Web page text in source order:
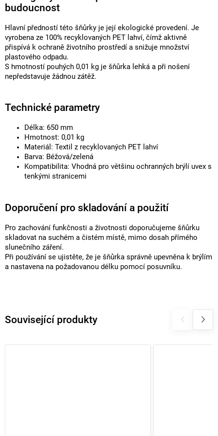
Související produkty
budoucnost
Hlavní předností této šňůrky je její ekologické provedení. Je
vyrobena ze 100% recyklovaných PET lahví, čímž aktivně
přispívá k ochraně životního prostředí a snižuje množství
plastového odpadu.
S hmotností pouhých 0,01 kg je šňůrka lehká a při nošení
nepředstavuje žádnou zátěž.
Technické parametry
Délka: 650 mm
Hmotnost: 0,01 kg
Materiál: Textil z recyklovaných PET lahví
Barva: Béžová/zelená
Kompatibilita: Vhodná pro většinu ochranných brýlí uvex s
tenkými stranicemi
Doporučení pro skladování a použití
Pro zachování funkčnosti a životnosti doporučujeme šňůrku
skladovat na suchém a čistém místě, mimo dosah přímého
slunečního záření.
Při používání se ujistěte, že je šňůrka správně upevněna k brýlím
a nastavena na požadovanou délku pomocí posuvníku.